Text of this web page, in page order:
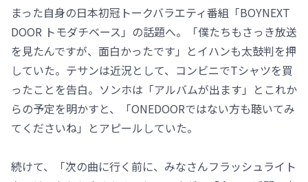
まった自身の日本初冠トークバラエティ番組「BOYNEXT
DOOR トモダチベース」の話題へ。「僕たちもさっき放送
を見たんですが、面白かったです」とイハンも太鼓判を押
していた。テサンは近況として、コンビニでTシャツを買
ったことを告白。ソンホは「アルバムが出ます」とこれか
らの予定を明かすと、「ONEDOORではない方も聴いてみ
てくださいね」とアピールしていた。
続けて、「次の曲に行く前に、みなさんフラッシュライト